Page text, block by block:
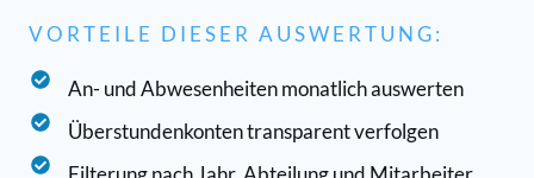
VORTEILE DIESER AUSWERTUNG:
An- und Abwesenheiten monatlich auswerten
Überstundenkonten transparent verfolgen